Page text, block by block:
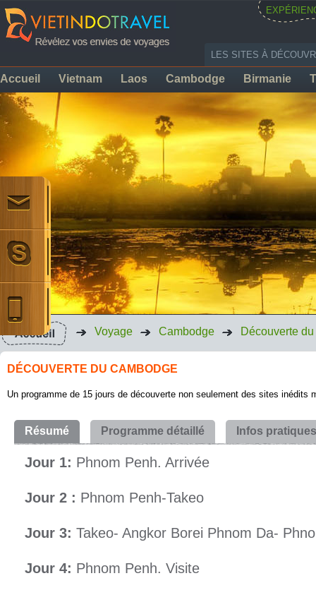
LES SITES À
Accueil Vietnam Laos Cambodge Birmanie
Voyage Cambodge Découverte
DÉCOUVERTE DU CAMBODGE
Un programme de 15 jours de découverte non seulement des sites
Résumé Programme détaillé Infos pratiques
Jour 1: Phnom Penh. Arrivée
Jour 2 : Phnom Penh-Takeo
Jour 3: Takeo- Angkor Borei Phnom Da-
Jour 4: Phnom Penh. Visite